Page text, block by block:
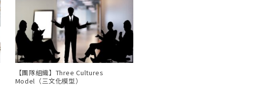
【團隊組織】Three Cultures
Model（三文化模型）